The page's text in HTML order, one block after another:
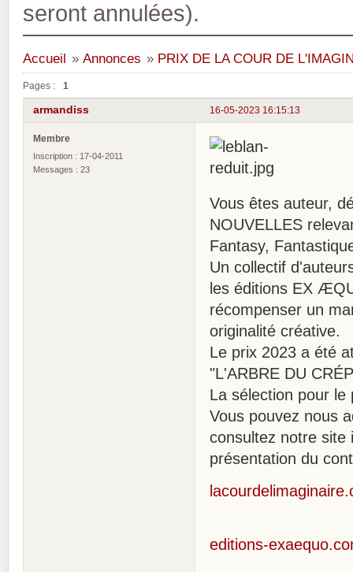
seront annulées).
Accueil » Annonces » PRIX DE LA COUR DE
Pages : 1
16-05-2023 16:15:13
armandiss
Membre
Inscription : 17-04-2011
Messages : 23
Vous êtes auteur,
NOUVELLES
Fantasy,
Un collectif
les éditions EX
récompenser un
originalité créative.
Le prix 2023 a été
"L'ARBRE DU
La sélection pour
Vous pouvez nous
consultez notre site
présentation du
editions-